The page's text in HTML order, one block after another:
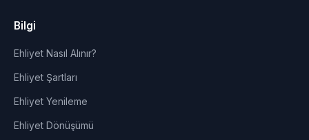
Bilgi
Ehliyet Nasıl Alınır?
Ehliyet Şartları
Ehliyet Yenileme
Ehliyet Dönüşümü